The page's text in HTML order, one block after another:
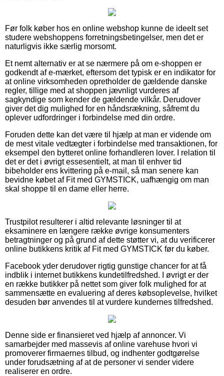
Før folk køber hos en online webshop kunne de ideelt set
studere webshoppens forretningsbetingelser, men det er
naturligvis ikke særlig morsomt.
Et nemt alternativ er at se nærmere på om e-shoppen er
godkendt af e-mærket, eftersom det typisk er en indikator for
at online virksomheden opretholder de gældende danske
regler, tillige med at shoppen jævnligt vurderes af
sagkyndige som kender de gældende vilkår. Derudover
giver det dig mulighed for en håndsrækning, såfremt du
oplever udfordringer i forbindelse med din ordre.
Foruden dette kan det være til hjælp at man er vidende om
de mest vitale vedtægter i forbindelse med transaktionen, for
eksempel den bytteret online forhandleren lover. I relation til
det er det i øvrigt essesentielt, at man til enhver tid
bibeholder ens kvittering på e-mail, så man senere kan
bevidne købet af Fit med GYMSTICK, uafhængig om man
skal shoppe til en dame eller herre.
Trustpilot resulterer i altid relevante løsninger til at
eksaminere en længere række øvrige konsumenters
betragtninger og på grund af dette støtter vi, at du verificerer
online butikkens kritik af Fit med GYMSTICK før du køber.
Facebook yder derudover rigtig gunstige chancer for at få
indblik i internet butikkens kundetilfredshed. I øvrigt er der
en række butikker på nettet som giver folk mulighed for at
sammensætte en evaluering af deres købsoplevelse, hvilket
desuden bør anvendes til at vurdere kundernes tilfredshed.
Denne side er finansieret ved hjælp af annoncer. Vi
samarbejder med massevis af online varehuse hvori vi
promoverer firmaernes tilbud, og indhenter godtgørelse
under forudsætning af at de personer vi sender videre
realiserer en ordre.